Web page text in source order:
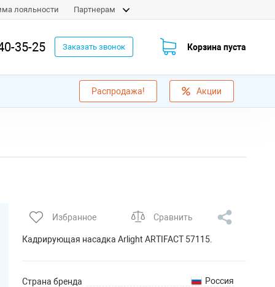
лояльности Партнерам
35-25 Заказать звонок Корзина пуста
Распродажа! Акции
Избранное Сравнить
Кадрирующая насадка Arlight ARTIFACT 57115.
Страна бренда Россия